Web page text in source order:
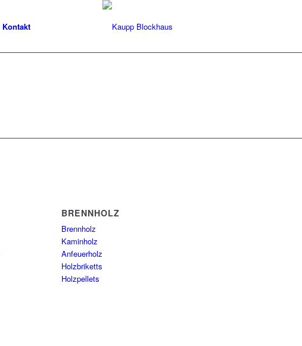
Kontakt
BRENNHOLZ
Brennholz
Kaminholz
Anfeuerholz
Holzbriketts
Holzpellets